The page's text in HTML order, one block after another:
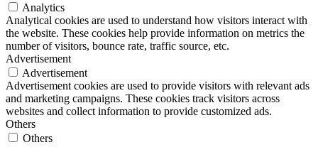
Analytics
Analytical cookies are used to understand how visitors interact with
the website. These cookies help provide information on metrics the
number of visitors, bounce rate, traffic source, etc.
Advertisement
Advertisement
Advertisement cookies are used to provide visitors with relevant ads
and marketing campaigns. These cookies track visitors across
websites and collect information to provide customized ads.
Others
Others